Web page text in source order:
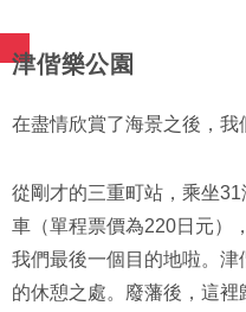
津偕樂公園
在盡情欣賞了海景之後，我
從剛才的三重町站，乘坐
車（單程票價為220日元）
我們最後一個目的地啦。
的休憩之處。廢藩後，這裡